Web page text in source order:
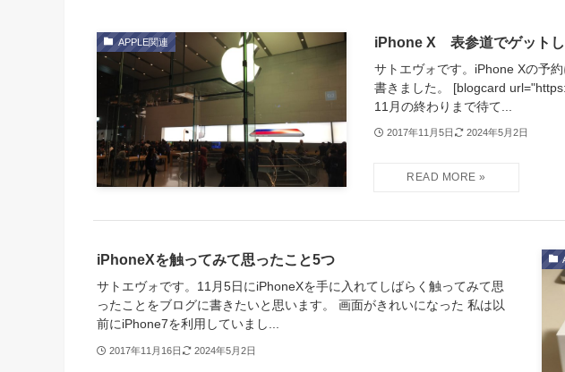
APPLE関連 iPhone X 表参道でゲット
サトエヴォです。iPhone Xの予
書きました。 [blogcard
11月の終わりまで待て...
2017年11月5日 2024年5月2日
iPhoneXを触ってみて思ったこと5つ
サトエヴォです。11月5日にiPhoneXを手に入れてしばらく触ってみて思
ったことをブログに書きたいと思います。 画面がきれいになった 私は以
前にiPhone7を利用していまし...
2017年11月16日 2024年5月2日